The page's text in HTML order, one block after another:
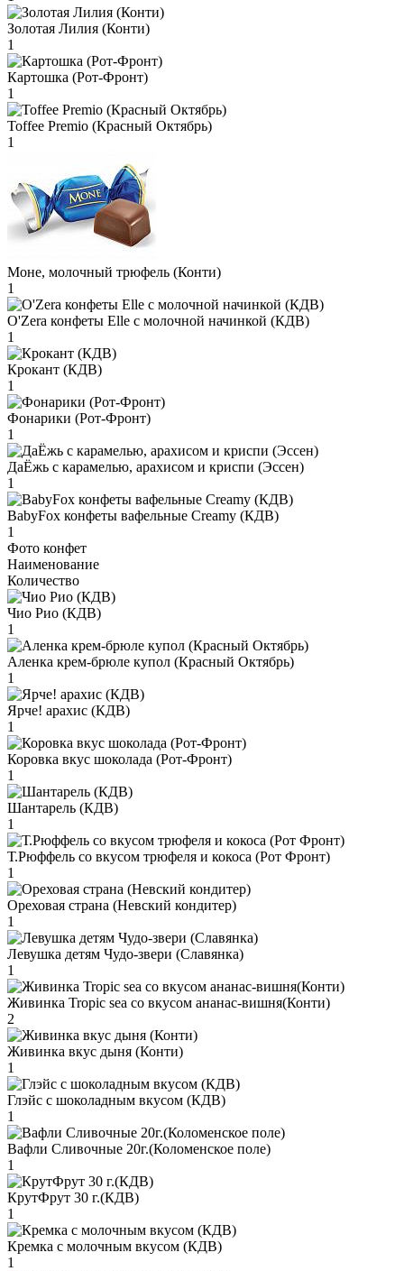
Золотая Лилия (Конти)
1
Картошка (Рот-Фронт)
1
Toffee Premio (Красный Октябрь)
1
Моне, молочный трюфель (Конти)
1
O'Zera конфеты Elle с молочной начинкой (КДВ)
1
Крокант (КДВ)
1
Фонарики (Рот-Фронт)
1
ДаЁжь с карамелью, арахисом и криспи (Эссен)
1
BabyFox конфеты вафельные Creamy (КДВ)
1
Фото конфет
Наименование
Количество
Чио Рио (КДВ)
1
Аленка крем-брюле купол (Красный Октябрь)
1
Ярче! арахис (КДВ)
1
Коровка вкус шоколада (Рот-Фронт)
1
Шантарель (КДВ)
1
Т.Рюффель со вкусом трюфеля и кокоса (Рот Фронт)
1
Ореховая страна (Невский кондитер)
1
Левушка детям Чудо-звери (Славянка)
1
Живинка Tropic sea со вкусом ананас-вишня(Конти)
2
Живинка вкус дыня (Конти)
1
Глэйс с шоколадным вкусом (КДВ)
1
Вафли Сливочные 20г.(Коломенское поле)
1
КрутФрут 30 г.(КДВ)
1
Кремка с молочным вкусом (КДВ)
1